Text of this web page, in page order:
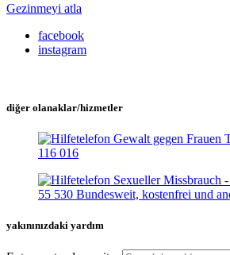
Gezinmeyi atla
facebook
instagram
diğer olanaklar/hizmetler
yakınınızdaki yardım